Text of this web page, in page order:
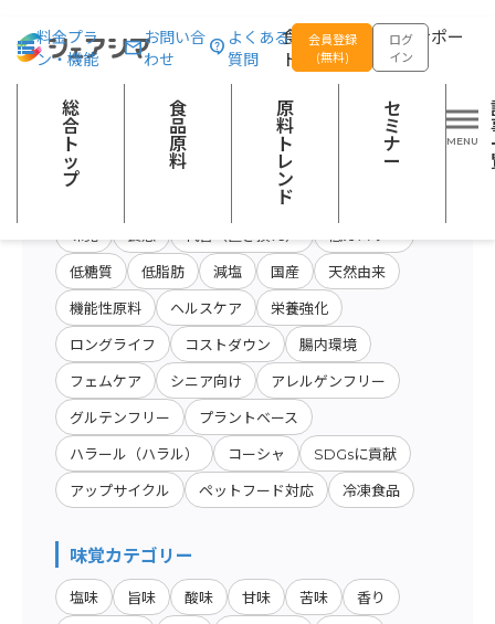
食品の企画開発をサポー
トする
料金プラ
ン・機能
お問い合
わせ
よくある
質問
会員登録
(無料)
ログ
イン
総
合
ト
ッ
プ
食
品
原
料
原
料
ト
レ
ン
ド
セ
ミ
ナ
ー
総合トップ 食品原料 商品特性カテゴリー：調理食品
原料・キーワード
会社名から検索
原料・絞り込み検
索
低糖質 低脂肪 減塩 国産 天然由来
機能性原料 ヘルスケア 栄養強化
ロングライフ コストダウン 腸内環境
フェムケア シニア向け アレルゲンフリー
グルテンフリー プラントベース
ハラール（ハラル） コーシャ SDGsに貢献
アップサイクル ペットフード対応 冷凍食品
味覚カテゴリー
塩味 旨味 酸味 甘味 苦味 香り